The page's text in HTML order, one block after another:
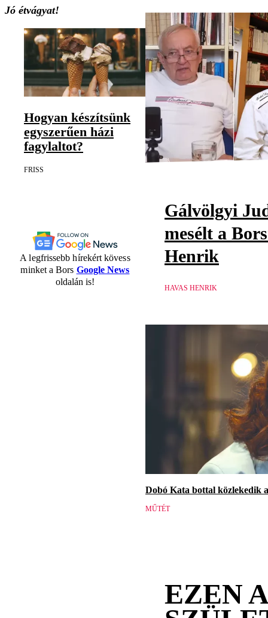
Jó étvágyat!
Hogyan készítsünk
egyszerűen házi
fagylaltot?
FRISS
A legfrissebb hírekért kövess
minket a Bors Google News
oldalán is!
Gálvölgyi
mesélt a
Henrik
HAVAS HENRIK
Dobó Kata bottal közlekedik
MŰTÉT
EZEN